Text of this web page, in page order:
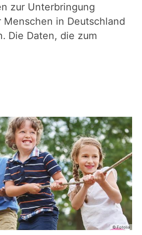
zur Unterbringung
Menschen in Deutschland
Die Daten, die zum
© Fotolia